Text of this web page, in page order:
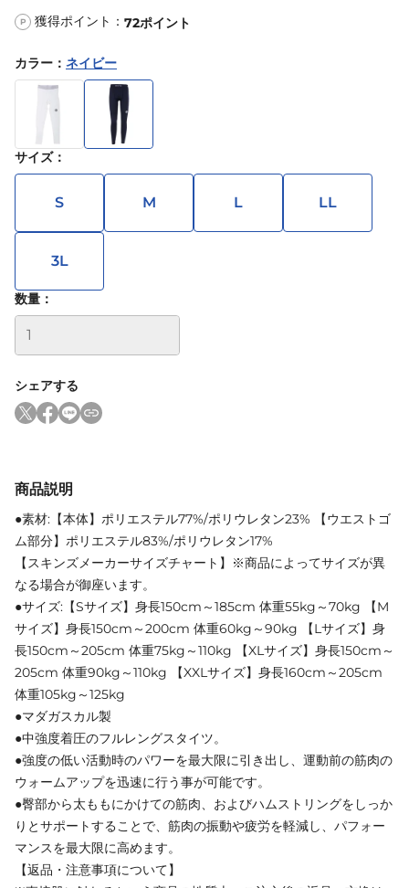
P 獲得ポイント： 72ポイント
カラー ： ネイビー
サイズ：
S M L LL
3L
数量：
シェアする
商品説明
●素材:【本体】ポリエステル77%/ポリウレタン23% 【ウエストゴ
ム部分】ポリエステル83%/ポリウレタン17%
【スキンズメーカーサイズチャート】※商品によってサイズが異
なる場合が御座います。
●サイズ:【Sサイズ】身長150cm～185cm 体重55kg～70kg 【M
サイズ】身長150cm～200cm 体重60kg～90kg 【Lサイズ】身
長150cm～205cm 体重75kg～110kg 【XLサイズ】身長150cm～
205cm 体重90kg～110kg 【XXLサイズ】身長160cm～205cm
体重105kg～125kg
●マダガスカル製
●中強度着圧のフルレングスタイツ。
●強度の低い活動時のパワーを最大限に引き出し、運動前の筋肉の
ウォームアップを迅速に行う事が可能です。
●臀部から太ももにかけての筋肉、およびハムストリングをしっか
りとサポートすることで、筋肉の振動や疲労を軽減し、パフォー
マンスを最大限に高めます。
【返品・注意事項について】